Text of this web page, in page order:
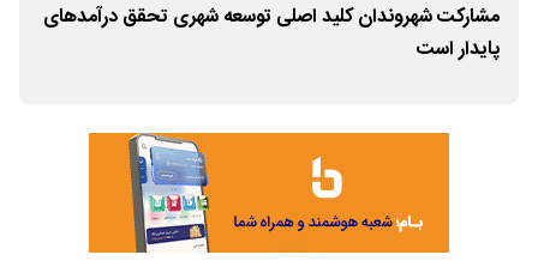
مشارکت شهروندان کلید اصلی توسعه شهری تحقق درآمدهای
پایدار است